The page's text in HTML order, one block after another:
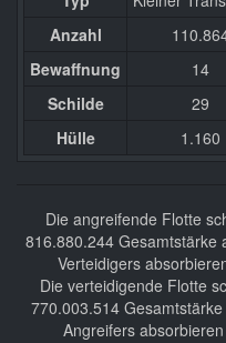
Anzahl
Bewaffnung
14
Schilde
29
Hülle
1.160
Die angreifende Flotte
816.880.244 Gesamtstärke
Verteidigers
Die verteidigende Flotte
770.003.514
Angreifers